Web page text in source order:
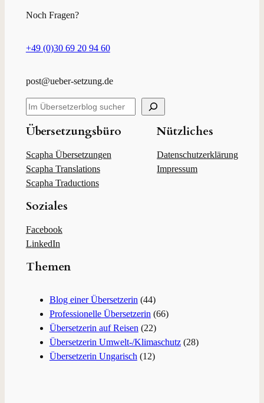
Noch Fragen?
+49 (0)30 69 20 94 60
post@ueber-setzung.de
S
u
c
e
n
Übersetzungsbüro
Scapha Übersetzungen
Scapha Translations
Scapha Traductions
Nützliches
Datenschutzerklärung
Impressum
Soziales
Facebook
LinkedIn
Themen
Blog einer Übersetzerin (44)
Professionelle Übersetzerin (66)
Übersetzerin auf Reisen (22)
Übersetzerin Umwelt-/Klimaschutz(28)
Übersetzerin Ungarisch (12)